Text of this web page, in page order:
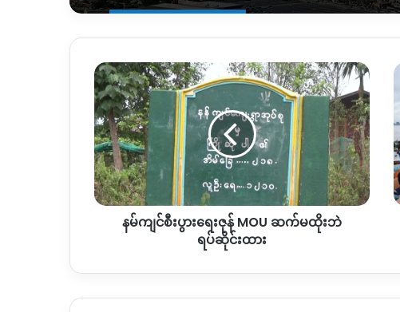
န
မ်
ကျင်
စီးပွားရေး
ဇုန်
MOU
ဆက်
မထိုး
ဘဲ
ရပ်ဆိုင်းနမ်ကျင်စီးပွားရေးဇုန် MOU ဆက်မထိုးဘဲ
ရပ်ဆိုင်းထား
ရေ
မ